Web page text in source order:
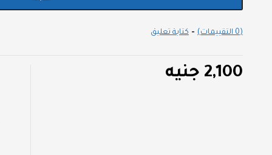
(0 التقييمات) - كتابة تعليق
2,100 جنيه